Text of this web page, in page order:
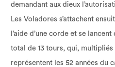
demandant aux dieux
Les Voladores s’attachent
l’aide d’une corde et se
total de 13 tours, qui,
représentent les 52 années du